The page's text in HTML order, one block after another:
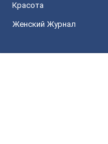
Красота
Женский Журнал